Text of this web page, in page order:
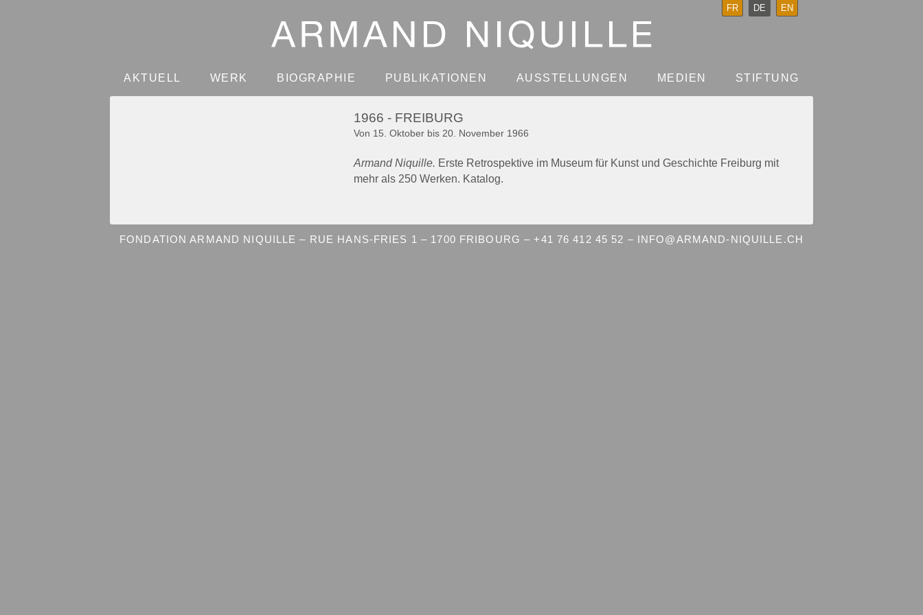
AKTUELL WERK BIOGRAPHIE PUBLIKATIONEN AUSSTELLUNGEN MEDIEN STIFTUNG
FR DE EN
1966 - FREIBURG
Von 15. Oktober bis 20. November 1966
Armand Niquille. Erste Retrospektive im Museum für Kunst und Geschichte Freiburg mit
mehr als 250 Werken. Katalog.
FONDATION ARMAND NIQUILLE – RUE HANS-FRIES 1 – 1700 FRIBOURG – +41 76 412 45 52 – INFO@ARMAND-NIQUILLE.CH